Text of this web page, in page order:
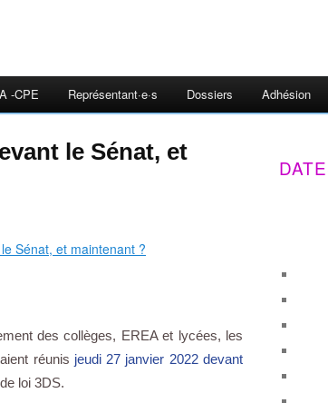
-CPE Représentant·e·s Dossiers Adhésion
le Sénat, et
des collèges, EREA et lycées, les
réunis jeudi 27 janvier 2022 devant
loi 3DS.